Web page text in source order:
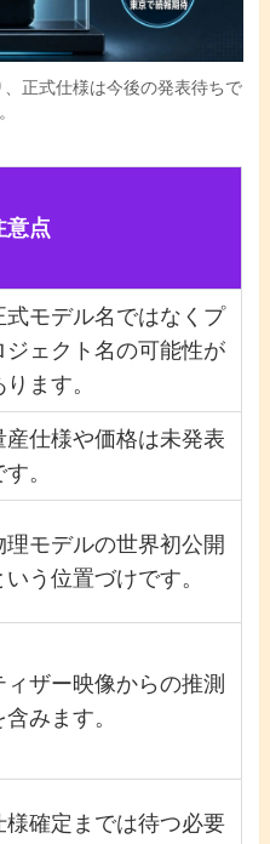
正式仕様は今後の発表待ちで
意点
式モデル名ではなくプ
ジェクト名の可能性が
ります。
産仕様や価格は未発表
す。
理モデルの世界初公開
いう位置づけです。
ィザー映像からの推測
含みます。
様確定までは待つ必要